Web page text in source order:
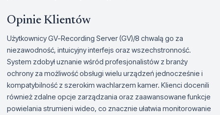
Opinie Klientów
Użytkownicy GV-Recording Server (GV)/8 chwalą go za
niezawodność, intuicyjny interfejs oraz wszechstronność.
System zdobył uznanie wśród profesjonalistów z branży
ochrony za możliwość obsługi wielu urządzeń jednocześnie i
kompatybilność z szerokim wachlarzem kamer. Klienci docenili
również zdalne opcje zarządzania oraz zaawansowane funkcje
powielania strumieni wideo, co znacznie ułatwia monitorowanie